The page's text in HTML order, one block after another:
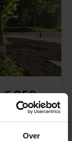
Over
€ 850p/m